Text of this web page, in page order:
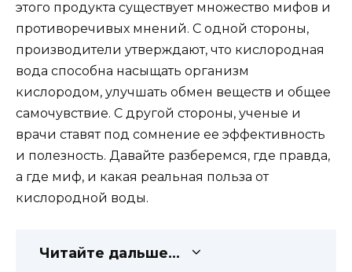
этого продукта существует множество мифов и
противоречивых мнений. С одной стороны,
производители утверждают, что кислородная
вода способна насыщать организм
кислородом, улучшать обмен веществ и общее
самочувствие. С другой стороны, ученые и
врачи ставят под сомнение ее эффективность
и полезность. Давайте разберемся, где правда,
а где миф, и какая реальная польза от
кислородной воды.
Читайте дальше...